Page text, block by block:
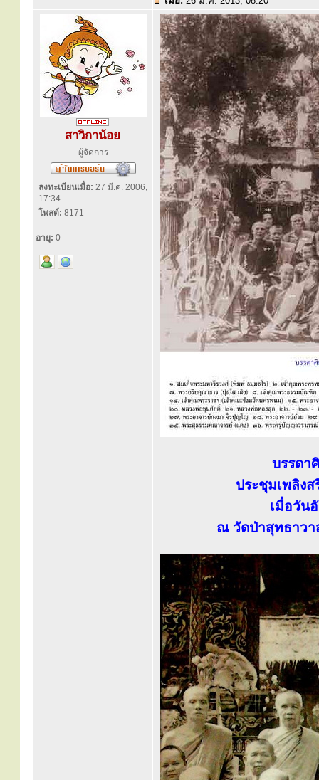
สาวิกาน้อย
ผู้จัดการ
ลงทะเบียนเมื่อ: 27 มี.ค. 2006,
17:34
โพสต์: 8171
อายุ: 0
บรรดา
ประชุมเพลิง
เมื่อวัน
ณ วัดป่าสุทธาวา